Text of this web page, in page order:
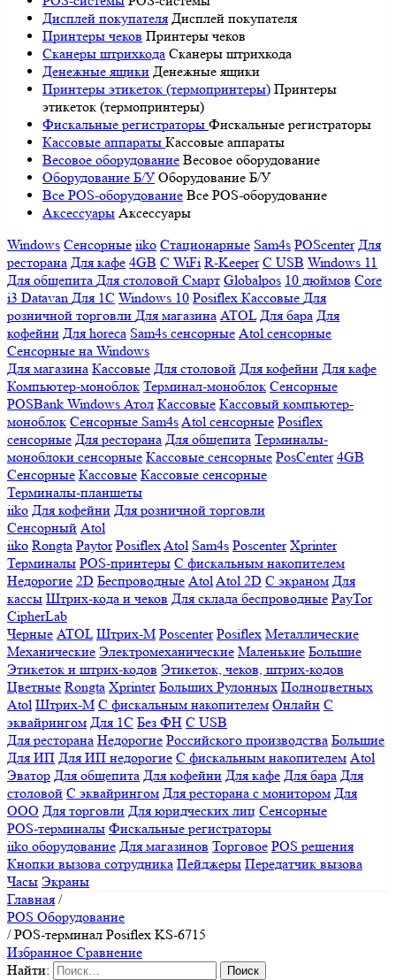
Дисплей покупателя Дисплей покупателя
Принтеры чеков Принтеры чеков
Сканеры штрихкода Сканеры штрихкода
Денежные ящики Денежные ящики
Принтеры этикеток (термопринтеры) Принтеры
этикеток (термопринтеры)
Фискальные регистраторы Фискальные регистраторы
Кассовые аппараты Кассовые аппараты
Весовое оборудование Весовое оборудование
Оборудование Б/У Оборудование Б/У
Все POS-оборудование Все POS-оборудование
Аксессуары Аксессуары
Windows Сенсорные iiko Стационарные Sam4s POScenter Для
ресторана Для кафе 4GB С WiFi R-Keeper С USB Windows 11
Для общепита Для столовой Смарт Globalpos 10 дюймов Core
i3 Datavan Для 1С Windows 10 Posiflex Кассовые Для
розничной торговли Для магазина ATOL Для бара Для
кофейни Для horeca Sam4s сенсорные Atol сенсорные
Сенсорные на Windows
Для магазина Кассовые Для столовой Для кофейни Для кафе
Компьютер-моноблок Терминал-моноблок Сенсорные
POSBank Windows Атол Кассовые Кассовый компьютер-
моноблок Сенсорные Sam4sAtol сенсорные Posiflex
сенсорные Для ресторана Для общепита Терминалы-
моноблоки сенсорные Кассовые сенсорные PosCenter 4GB
Сенсорные Кассовые Кассовые сенсорные
Терминалы-планшеты
iiko Для кофейни Для розничной торговли
Сенсорный Atol
iiko Rongta Paytor PosiflexAtol Sam4s Poscenter Xprinter
Терминалы POS-принтеры С фискальным накопителем
Недорогие 2D Беспроводные AtolAtol 2D С экраном Для
кассы Штрих-кода и чеков Для склада беспроводные PayTor
CipherLab
Черные ATOL Штрих-М Poscenter Posiflex Металлические
Механические Электромеханические Маленькие Большие
Этикеток и штрих-кодов Этикеток, чеков, штрих-кодов
Цветные Rongta Xprinter Больших Рулонных Полноцветных
Atol Штрих-М С фискальным накопителем Онлайн С
эквайрингом Для 1С Без ФН С USB
Для ресторана Недорогие Российского производства Большие
Для ИП Для ИП недорогие С фискальным накопителем Atol
Эватор Для общепита Для кофейни Для кафе Для бара Для
столовой С эквайрингом Для ресторана с монитором Для
ООО Для торговли Для юридческих лиц Сенсорные
POS-терминалы Фискальные регистраторы
iiko оборудование Для магазинов Торговое POS решения
Кнопки вызова сотрудника Пейджеры Передатчик вызова
Часы Экраны
Главная /
POS Оборудование
/POS-терминал Posiflex KS-6715
Избранное Сравнение
Найти: